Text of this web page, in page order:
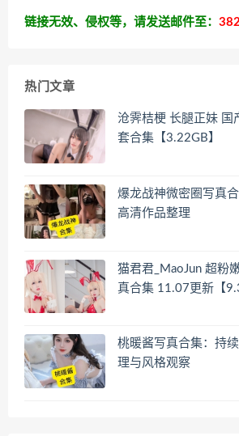
链接无效、侵权等，请发送邮件至：
热门文章
沧霁桔梗 长腿正妹 国
套合集【3.22GB】
爆龙战神微密圈写真
高清作品整理
猫君君_MaoJun 超粉
真合集 11.07更新【
桃暖酱写真合集：持
理与风格观察